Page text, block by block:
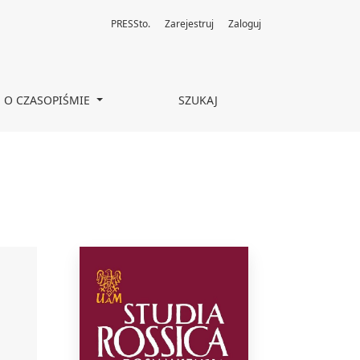
O CZASOPIŚMIE SZUKAJ
PRESSto. Zarejestruj Zaloguj